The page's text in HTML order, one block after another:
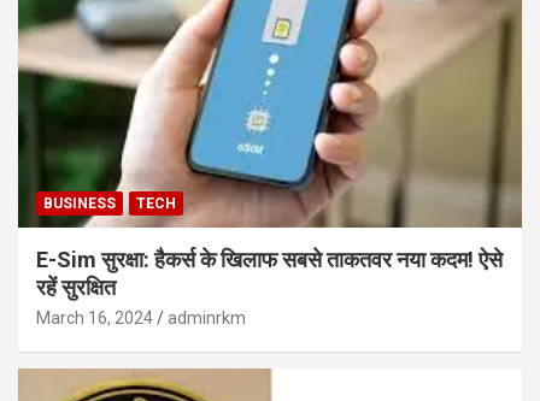
BUSINESS TECH
E-Sim सुरक्षा: हैकर्स के खिलाफ सबसे ताकतवर नया कदम! ऐसे
रहें सुरक्षित
March 16, 2024 adminrkm